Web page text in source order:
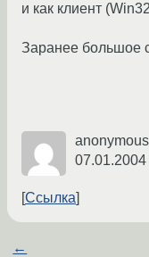
и как клиент
Заранее большое
anonymous
Ссылка
←